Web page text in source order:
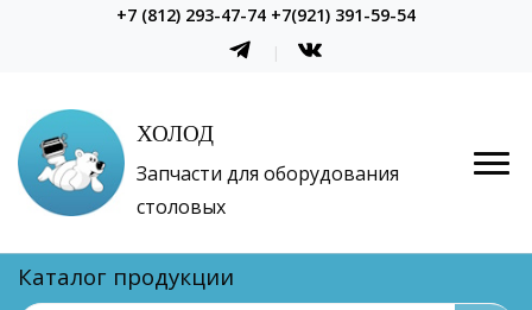
+7 (812) 293-47-74 +7(921) 391-59-54
ХОЛОД
Запчасти для оборудования
столовых
Каталог продукции